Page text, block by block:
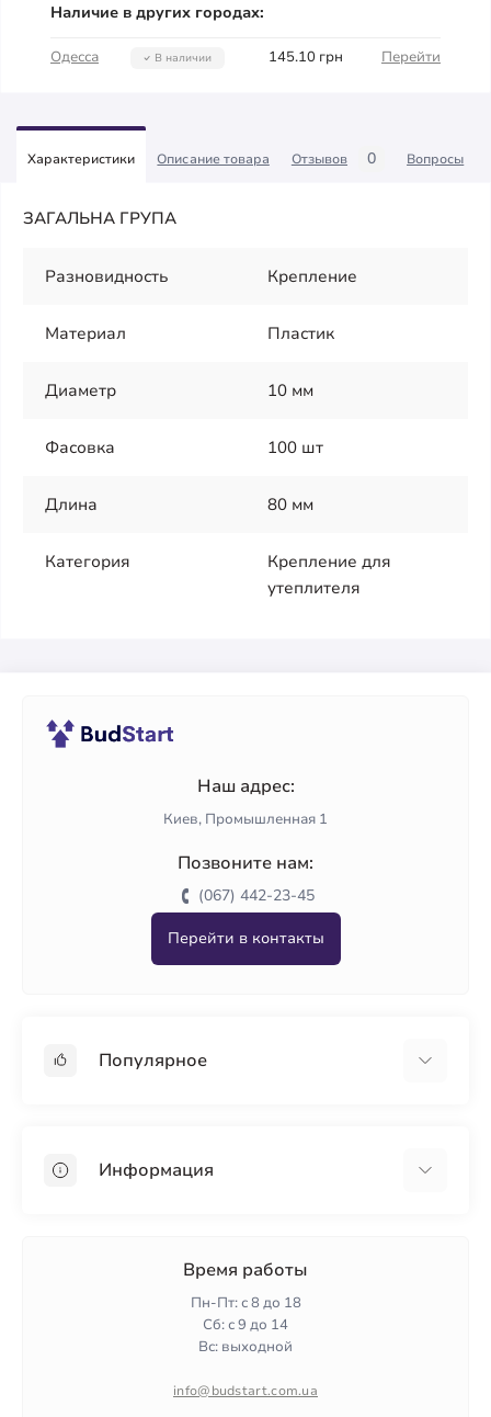
Наличие в других городах:
Одесса В наличии 145.10 грн Перейти
Характеристики Описание товара Отзывов 0 Вопросы
ЗАГАЛЬНА ГРУПА
Разновидность Крепление
Материал Пластик
Диаметр 10 мм
Фасовка 100 шт
Длина 80 мм
Категория
Крепление для
утеплителя
Наш адрес:
Киев, Промышленная 1
Позвоните нам:
(067) 442-23-45
Перейти в контакты
Популярное
ПенопластИнформация
Политика конфиденциальности
Время работы
Пн-Пт: с 8 до 18
Сб: с 9 до 14
Вс: выходной
info@budstart.com.ua